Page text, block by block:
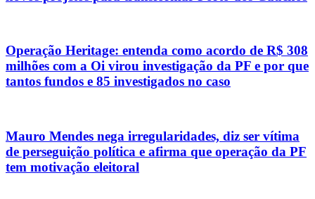
Operação Heritage: entenda como acordo de R$ 308
milhões com a Oi virou investigação da PF e por que
tantos fundos e 85 investigados no caso
Mauro Mendes nega irregularidades, diz ser vítima
de perseguição política e afirma que operação da PF
tem motivação eleitoral